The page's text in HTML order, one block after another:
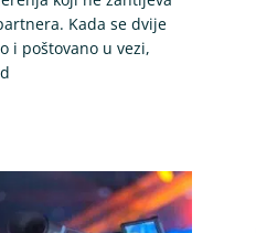
Kada se dvije
i poštovano u vezi,